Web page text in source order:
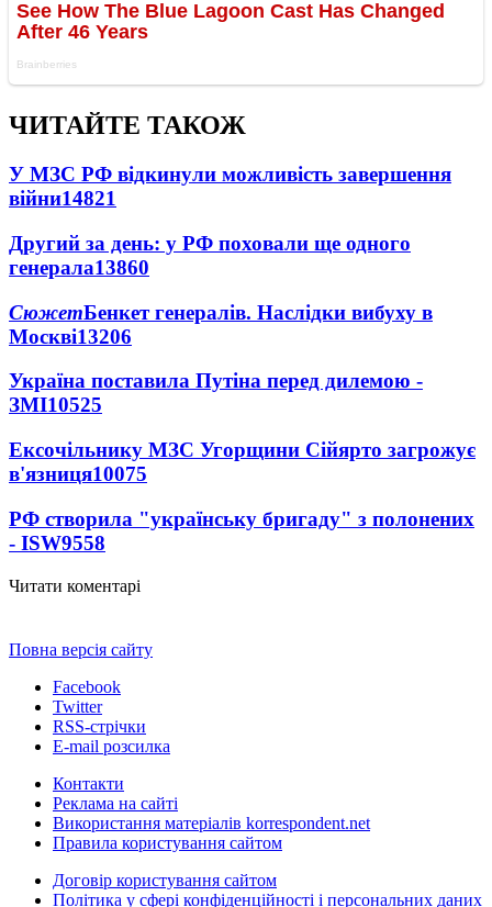
ЧИТАЙТЕ ТАКОЖ
У МЗС РФ відкинули можливість завершення
війни14821
Другий за день: у РФ поховали ще одного
генерала13860
СюжетБенкет генералів. Наслідки вибуху в
Москві13206
Україна поставила Путіна перед дилемою -
ЗМІ10525
Ексочільнику МЗС Угорщини Сійярто загрожує
в'язниця10075
РФ створила "українську бригаду" з полонених
- ISW9558
Читати коментарі
Повна версія сайту
Facebook
Twitter
RSS-стрічки
E-mail розсилка
Контакти
Реклама на сайті
Використання матеріалів korrespondent.net
Правила користування сайтом
Договір користування сайтом
Політика у сфері конфіденційності і персональних даних